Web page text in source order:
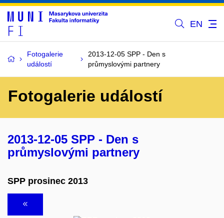
EN
Fotogalerie
událostí
2013-12-05 SPP - Den s
průmyslovými partnery
Fotogalerie událostí
2013-12-05 SPP - Den s
průmyslovými partnery
SPP prosinec 2013